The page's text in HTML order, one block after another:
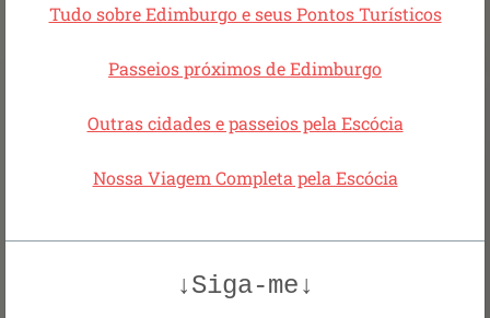
Tudo sobre Edimburgo e seus Pontos Turísticos
Passeios próximos de Edimburgo
Outras cidades e passeios pela Escócia
Nossa Viagem Completa pela Escócia
↓Siga-me↓